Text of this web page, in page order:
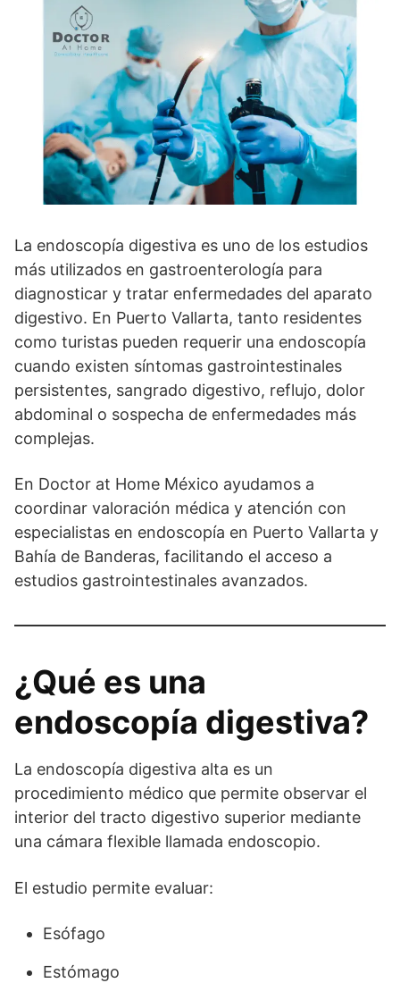
La endoscopía digestiva es uno de los estudios
más utilizados en gastroenterología para
diagnosticar y tratar enfermedades del aparato
digestivo. En Puerto Vallarta, tanto residentes
como turistas pueden requerir una endoscopía
cuando existen síntomas gastrointestinales
persistentes, sangrado digestivo, reflujo, dolor
abdominal o sospecha de enfermedades más
complejas.
En Doctor at Home México ayudamos a
coordinar valoración médica y atención con
especialistas en endoscopía en Puerto Vallarta y
Bahía de Banderas, facilitando el acceso a
estudios gastrointestinales avanzados.
¿Qué es una
endoscopía digestiva?
La endoscopía digestiva alta es un
procedimiento médico que permite observar el
interior del tracto digestivo superior mediante
una cámara flexible llamada endoscopio.
El estudio permite evaluar:
Esófago
Estómago